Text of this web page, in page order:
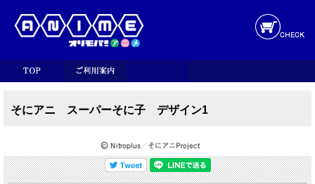
そにアニ スーパーそに子 デザイン1